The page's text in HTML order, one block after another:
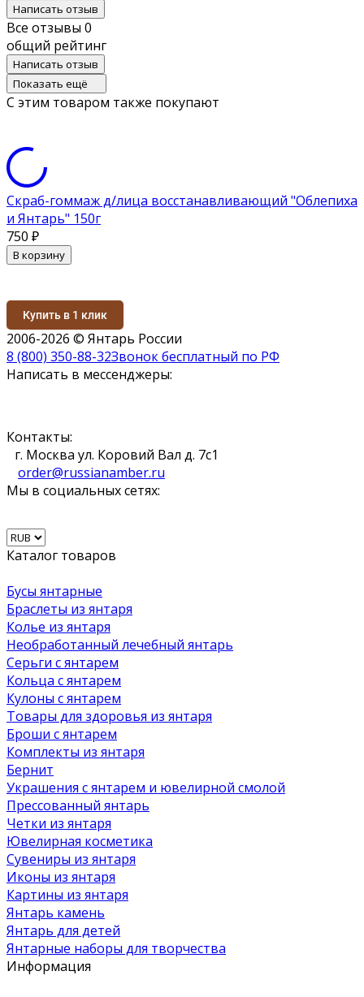
Написать отзыв
Все отзывы 0
общий рейтинг
Написать отзыв
Показать ещё
С этим товаром также покупают
Скраб-гоммаж д/лица восстанавливающий "Облепиха
и Янтарь" 150г
750 ₽
В корзину
Купить в 1 клик
2006-2026 © Янтарь России
8 (800) 350-88-32Звонок бесплатный по РФ
Написать в мессенджеры:
Контакты:
г. Москва ул. Коровий Вал д. 7с1
order@russianamber.ru
Мы в социальных сетях:
Каталог товаров
Бусы янтарные
Браслеты из янтаря
Колье из янтаря
Необработанный лечебный янтарь
Серьги с янтарем
Кольца с янтарем
Кулоны с янтарем
Товары для здоровья из янтаря
Броши с янтарем
Комплекты из янтаря
Бернит
Украшения с янтарем и ювелирной смолой
Прессованный янтарь
Четки из янтаря
Ювелирная косметика
Сувениры из янтаря
Иконы из янтаря
Картины из янтаря
Янтарь камень
Янтарь для детей
Янтарные наборы для творчества
Информация